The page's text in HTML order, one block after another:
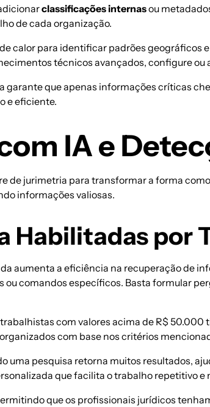
classificações internasou
de cada organização.
calor para identificar padrões geográficos
técnicos avançados, configure ou
que apenas informações críticas
e eficiente.
IA e
de jurimetria para transformar a forma
informações valiosas.
Habilitadas por
aumenta a eficiência na recuperação de
comandos específicos. Basta formular
com valores acima de R$ 50.000
com base nos critérios
uma pesquisa retorna muitos resultados,
que facilita o trabalho repetitivo e
que os profissionais jurídicos